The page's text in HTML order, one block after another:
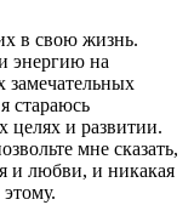
в свою жизнь.
энергию на
замечательных
стараюсь
целях и развитии.
мне сказать,
и любви, и никакая